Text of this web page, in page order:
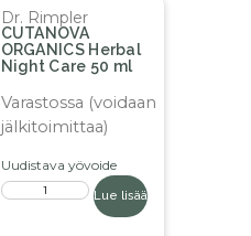
Dr. Rimpler
CUTANOVA
ORGANICS Herbal
Night Care 50 ml
Varastossa (voidaan
jälkitoimittaa)
Uudistava yövoide
Lue lisää